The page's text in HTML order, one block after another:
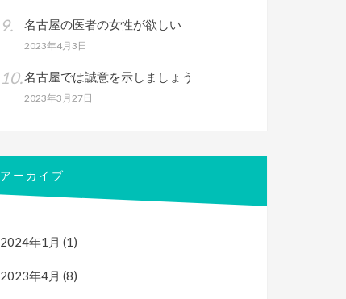
名古屋の医者の女性が欲しい
2023年4月3日
名古屋では誠意を示しましょう
2023年3月27日
アーカイブ
2024年1月 (1)
2023年4月 (8)